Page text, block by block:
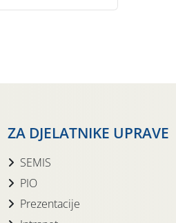
ZA DJELATNIKE UPRAVE
SEMIS
PIO
Prezentacije